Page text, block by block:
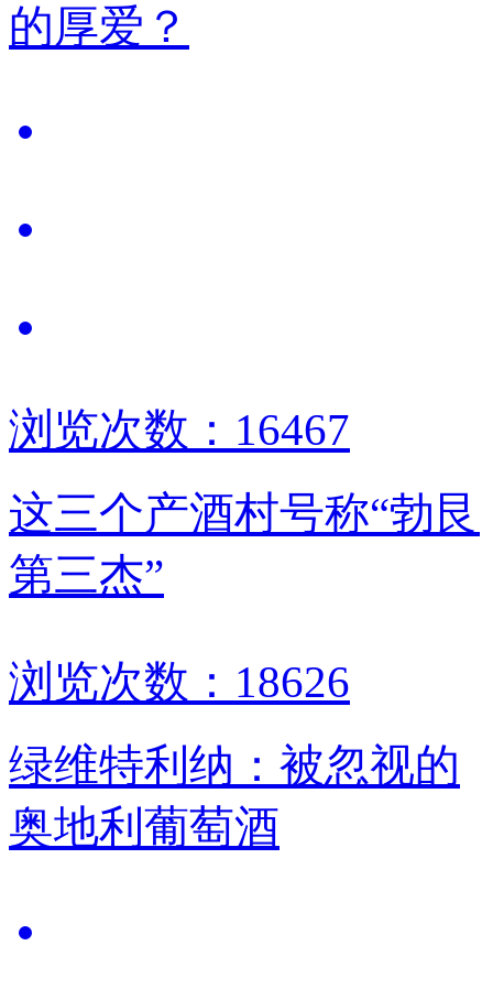
的厚爱？
浏览次数：16467
这三个产酒村号称“勃艮
第三杰”
浏览次数：18626
绿维特利纳：被忽视的
奥地利葡萄酒